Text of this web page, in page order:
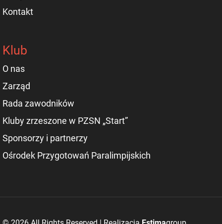
Kontakt
Klub
O nas
Zarząd
Rada zawodników
Kluby zrzeszone w PZSN „Start”
Sponsorzy i partnerzy
Ośrodek Przygotowań Paralimpijskich